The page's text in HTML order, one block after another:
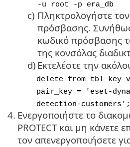
-u root -p era_db
c) Πληκτρολογήστε
πρόσβασης. Συνήθως
κωδικό πρόσβασης
της κονσόλας
d) Εκτελέστε την
delete from
pair_key = 'eset-
detection-customers';
4. Ενεργοποιήστε το
PROTECT και μη κάνετε
τον απενεργοποιήσετε